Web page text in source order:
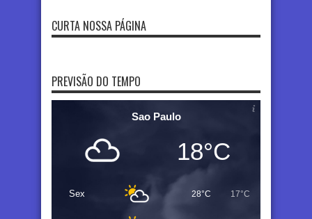
CURTA NOSSA PÁGINA
PREVISÃO DO TEMPO
Sao Paulo
18°C
Sex 28°C 17°C